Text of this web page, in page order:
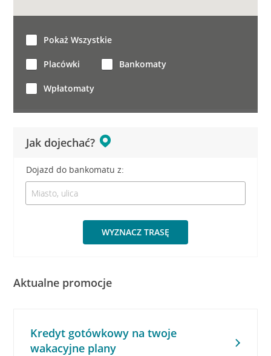
Jak dojechać?
Dojazd do bankomatu z:
WYZNACZ TRASĘ
Pokaż Wszystkie
Placówki Bankomaty
Wpłatomaty
Aktualne promocje
Kredyt gotówkowy na twoje
wakacyjne plany